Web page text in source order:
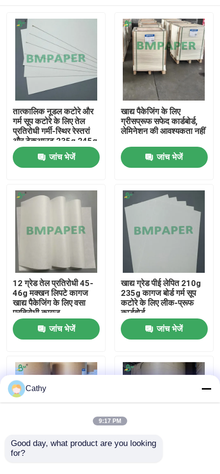
होम
हमारे बारे में
फैक्टरी यात्रा
गुणवत्ता नियंत्रण
समाचार
तात्कालिक नूडल कटोरे और
गर्म सूप कटोरे के लिए तेल
प्रतिरोधी गर्मी-स्थिर रेस्तरां
और टेकआउट 235g 245g
सूप कंटेनर कार्डबोर्ड
जांच भेजें
खाद्य पैकेजिंग के लिए
ग्रीसप्रूफ सफेद कार्डबोर्ड,
लेमिनेशन की आवश्यकता नहीं
जांच भेजें
12 ग्रेड तेल प्रतिरोधी 45-
46g मक्खन लिपटे कागज
खाद्य पैकेजिंग के लिए वसा
प्रतिरोधी कागज
जांच भेजें
खाद्य ग्रेड पीई लेपित 210g
235g कागज बोर्ड गर्म सूप
कटोरे के लिए लीक-प्रूफ
कार्डबोर्ड
जांच भेजें
210gsm+18gsm पीई
Cathy
9:17 PM
Good day, what product are you looking
for?